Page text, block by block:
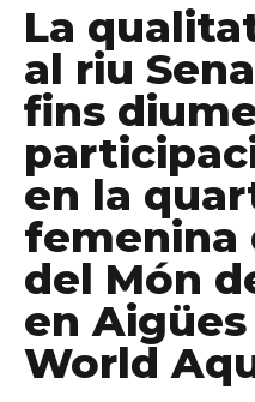
La
al riu
fins
en la
femenina
del Món
en
World